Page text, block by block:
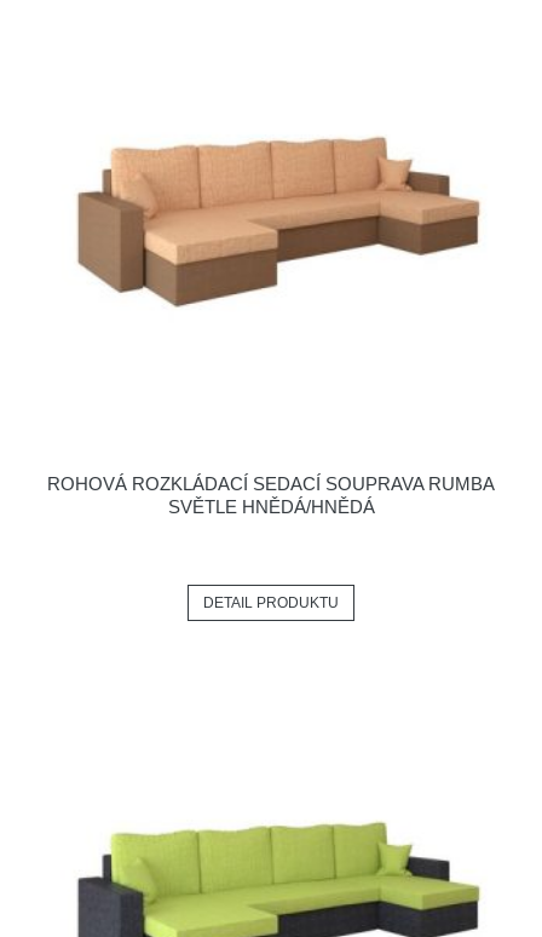
ROHOVÁ ROZKLÁDACÍ SEDACÍ SOUPRAVA RUMBA
SVĚTLE HNĚDÁ/HNĚDÁ
DETAIL PRODUKTU